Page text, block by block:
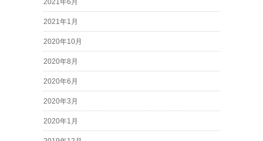
2021年6月
2021年1月
2020年10月
2020年8月
2020年6月
2020年3月
2020年1月